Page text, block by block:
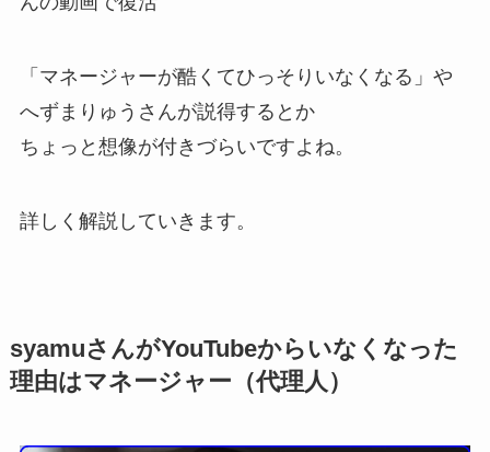
「マネージャーが酷くてひっそりいなくなる」や
へずまりゅうさんが説得するとか
ちょっと想像が付きづらいですよね。
詳しく解説していきます。
syamuさんがYouTubeからいなくなった
理由はマネージャー（代理人）